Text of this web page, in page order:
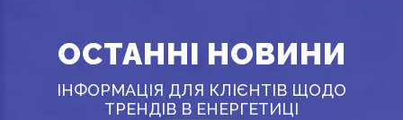
ОСТАННІ НОВИНИ
ІНФОРМАЦІЯ ДЛЯ КЛІЄНТІВ ЩОДО
ТРЕНДІВ В ЕНЕРГЕТИЦІ